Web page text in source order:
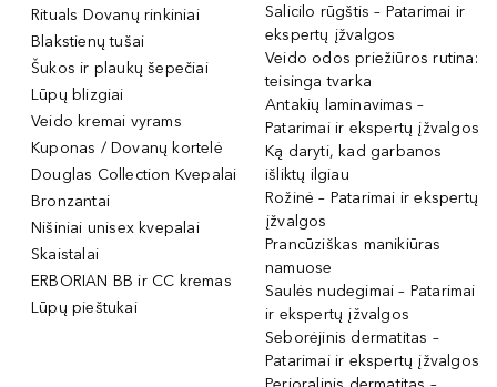
Rituals Dovanų rinkiniai
Blakstienų tušai
Šukos ir plaukų šepečiai
Lūpų blizgiai
Veido kremai vyrams
Kuponas / Dovanų kortelė
Douglas Collection Kvepalai
Bronzantai
Nišiniai unisex kvepalai
Skaistalai
ERBORIAN BB ir CC kremas
Lūpų pieštukai
Salicilo rūgštis – Patarimai ir
ekspertų įžvalgos
Veido odos priežiūros rutina:
teisinga tvarka
Antakių laminavimas –
Patarimai ir ekspertų įžvalgos
Ką daryti, kad garbanos
išliktų ilgiau
Rožinė – Patarimai ir ekspertų
įžvalgos
Prancūziškas manikiūras
namuose
Saulės nudegimai – Patarimai
ir ekspertų įžvalgos
Seborėjinis dermatitas –
Patarimai ir ekspertų įžvalgos